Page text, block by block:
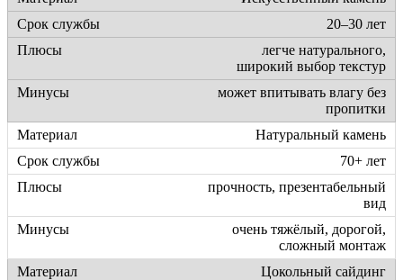
20–30 лет
легче натурального,
широкий выбор текстур
может впитывать влагу без
пропитки
Натуральный камень
70+ лет
прочность, презентабельный
вид
очень тяжёлый, дорогой,
сложный монтаж
Цокольный сайдинг